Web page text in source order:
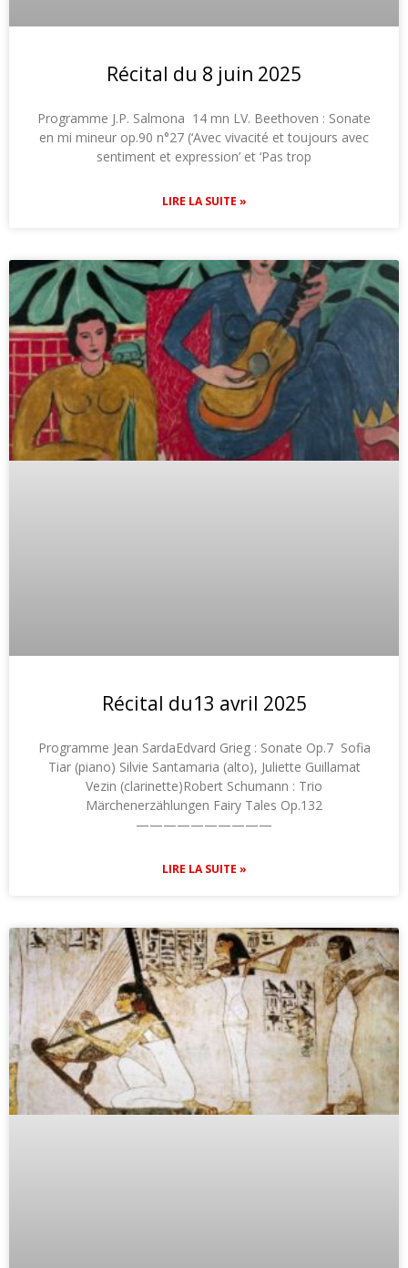
Récital du 8 juin 2025
Programme J.P. Salmona 14 mn LV. Beethoven : Sonate
en mi mineur op.90 n°27 (‘Avec vivacité et toujours avec
sentiment et expression’ et ‘Pas trop
LIRE LA SUITE »
Récital du13 avril 2025
Programme Jean SardaEdvard Grieg : Sonate Op.7 Sofia
Tiar (piano) Silvie Santamaria (alto), Juliette Guillamat
Vezin (clarinette)Robert Schumann : Trio
Märchenerzählungen Fairy Tales Op.132
——————————
LIRE LA SUITE »